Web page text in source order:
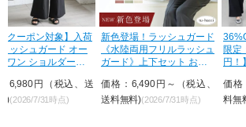
新色登場！ラッシュガード
《水陸両用フリルラッシュ
ガード》上下セット おし
価格：6,490円～（税込、
送料無料)(2026/7/31時点)
36%OFF!【8/2 10時〜24H
限定：3,780円→2,390
円！】ペプラ...
価格：2,390円（税込、送
料無料)(2026/7/31時点)